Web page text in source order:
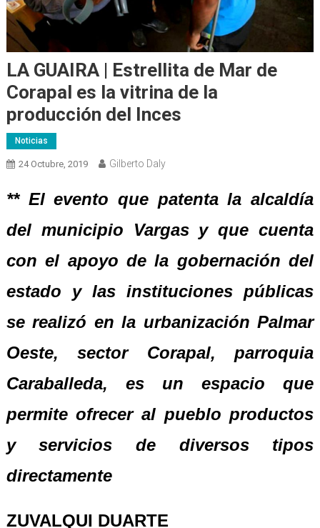
LA GUAIRA | Estrellita de Mar de
Corapal es la vitrina de la
producción del Inces
Noticias
24 Octubre, 2019 Gilberto Daly
** El evento que patenta la alcaldía
del municipio Vargas y que cuenta
con el apoyo de la gobernación del
estado y las instituciones públicas
se realizó en la urbanización Palmar
Oeste, sector Corapal, parroquia
Caraballeda, es un espacio que
permite ofrecer al pueblo productos
y servicios de diversos tipos
directamente
ZUVALQUI DUARTE